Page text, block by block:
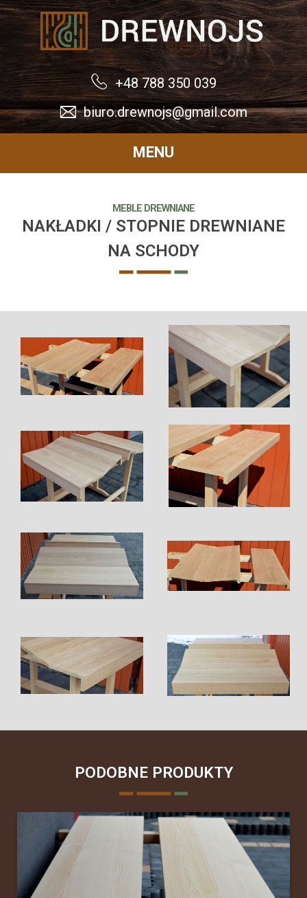
Drewnojs
+48 788 350 039
biuro.drewnojs@gmail.com
MENU
MEBLE DREWNIANE
NAKŁADKI / STOPNIE DREWNIANE
NA SCHODY
PODOBNE PRODUKTY